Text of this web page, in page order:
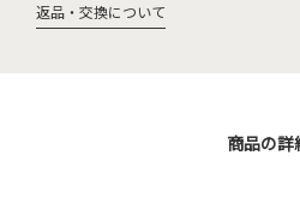
返品・交換について
商品の詳